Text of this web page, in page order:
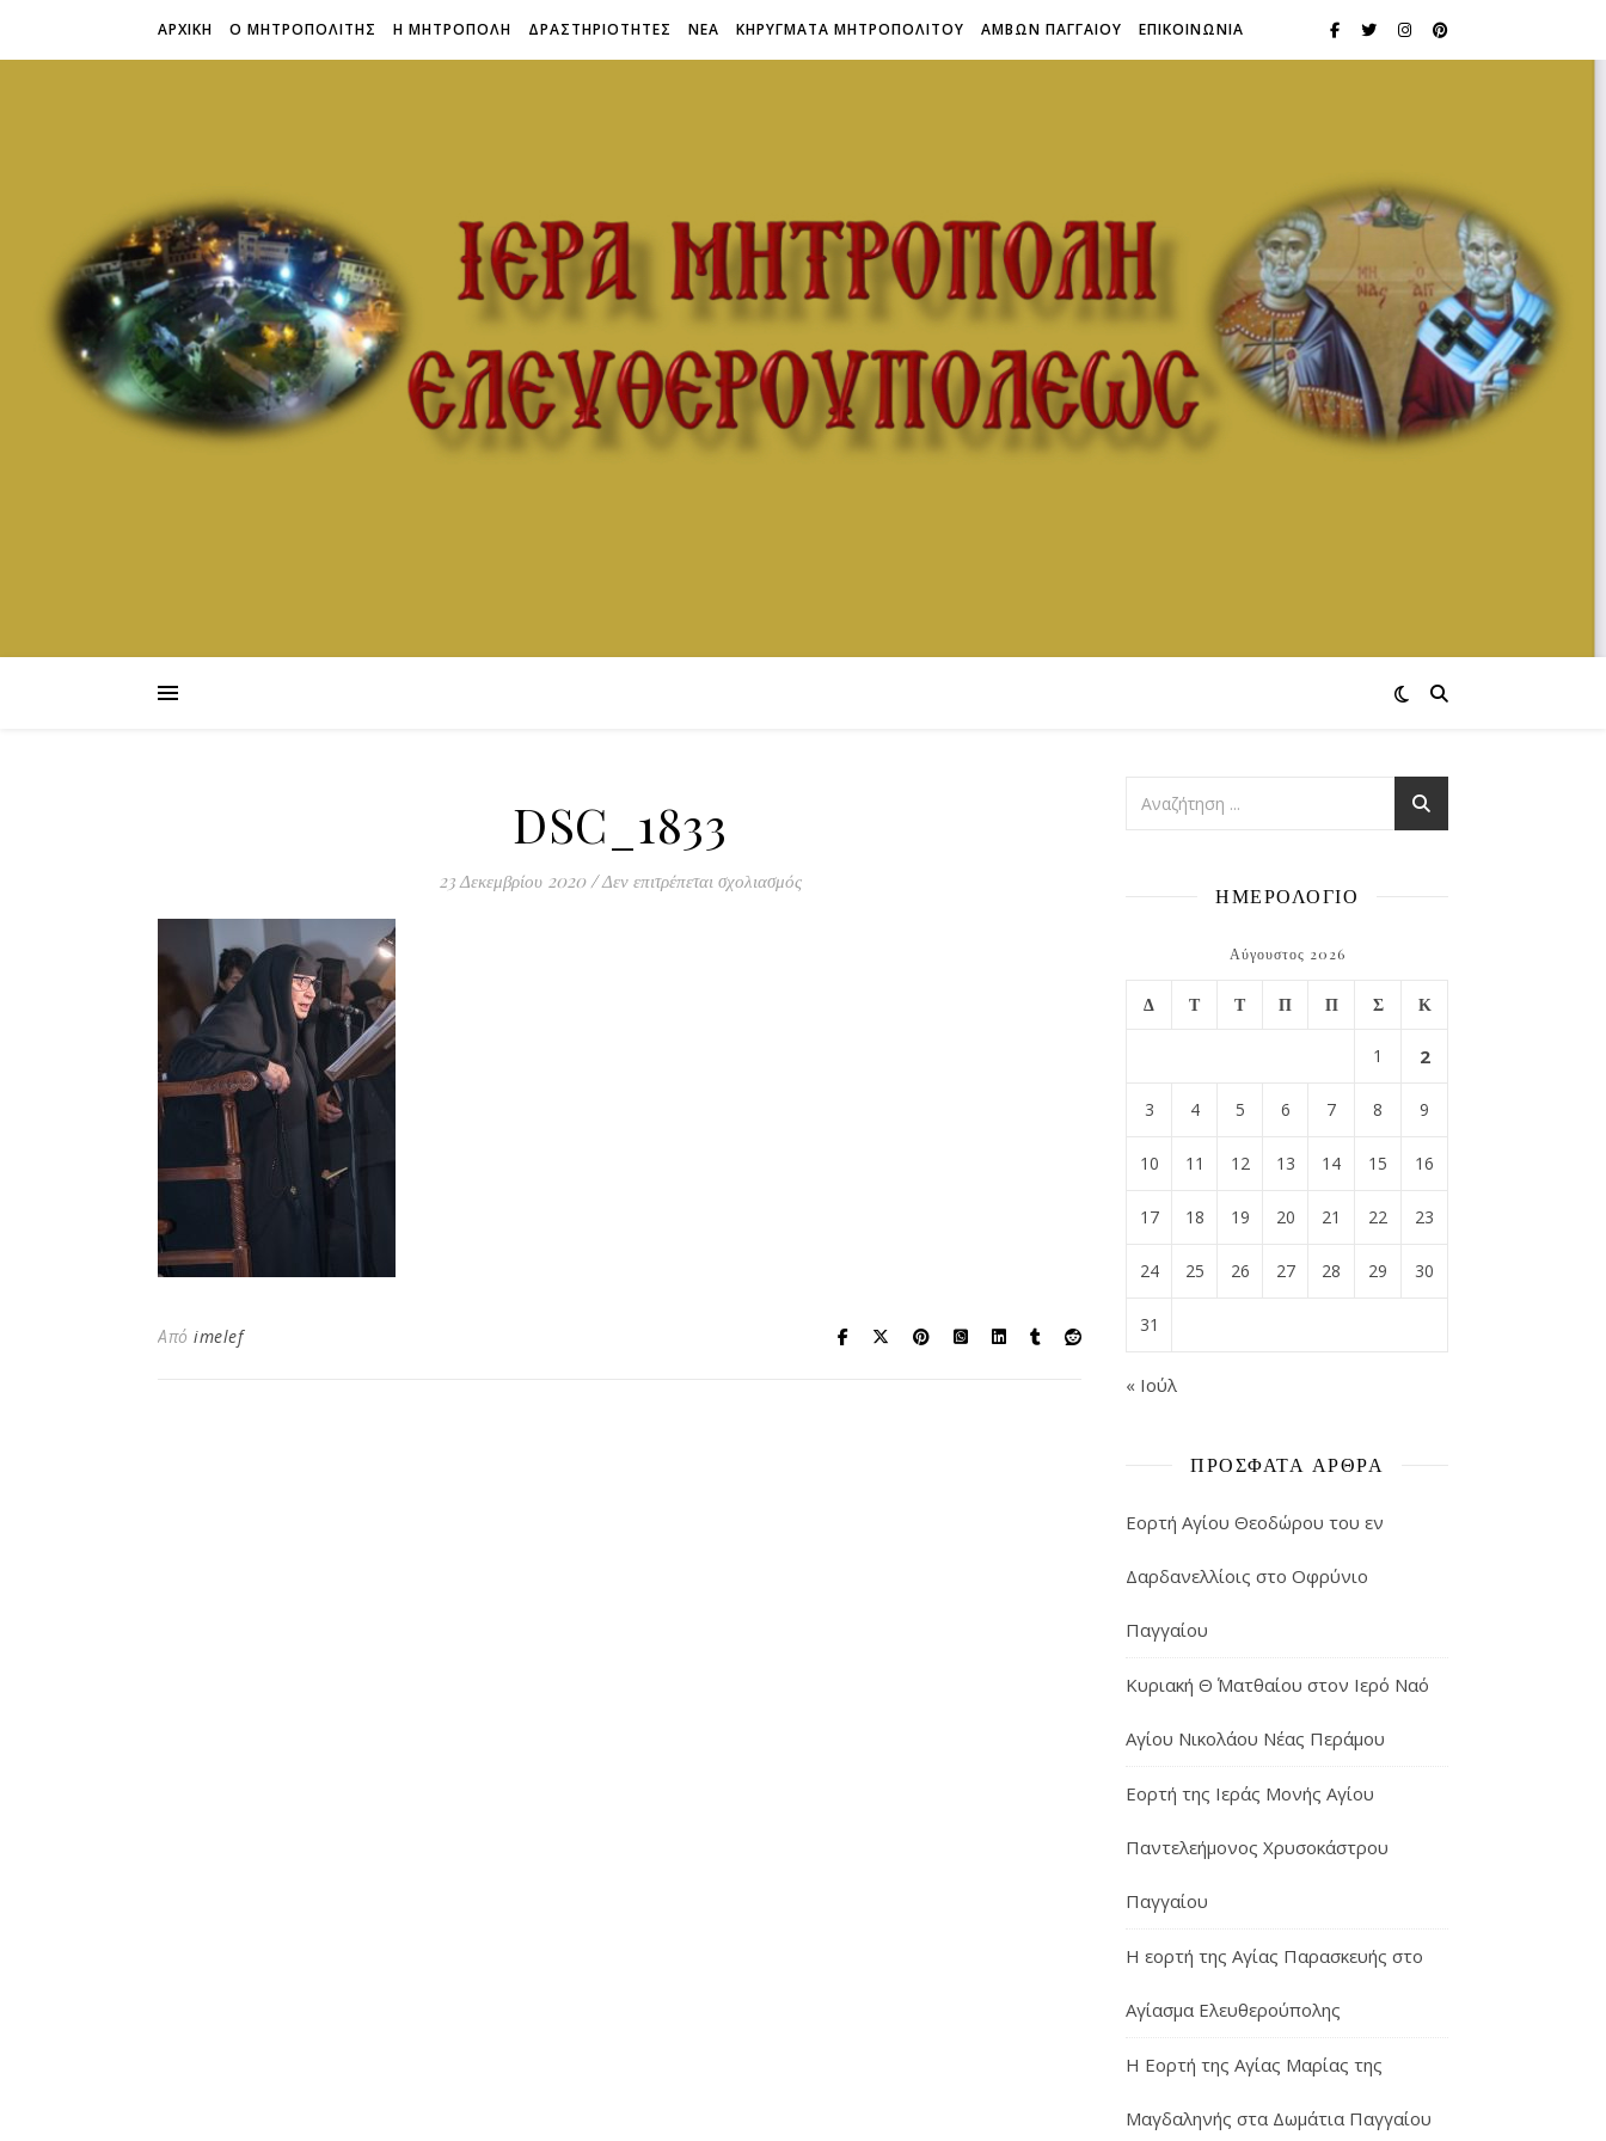
ΑΡΧΙΚΗ Ο ΜΗΤΡΟΠΟΛΙΤΗΣ Η ΜΗΤΡΟΠΟΛΗ ΔΡΑΣΤΗΡΙΟΤΗΤΕΣ ΝΕΑ ΚΗΡΥΓΜΑΤΑ ΜΗΤΡΟΠΟΛΙΤΟΥ ΑΜΒΩΝ ΠΑΓΓΑΙΟΥ ΕΠΙΚΟΙΝΩΝΙΑ
DSC_1833
23 Δεκεμβρίου 2020 / Δεν επιτρέπεται σχολιασμόςστο DSC_1833
Από imelef
ΗΜΕΡΟΛΟΓΙΟ
Αύγουστος 2026
Δ Τ Τ Π Π Σ Κ
1 2
3 4 5 6 7 8 9
10 11 12 13 14 15 16
17 18 19 20 21 22 23
24 25 26 27 28 29 30
31
« Ιούλ
ΠΡΌΣΦΑΤΑ ΆΡΘΡΑ
Εορτή Αγίου Θεοδώρου του εν
Δαρδανελλίοις στο Οφρύνιο
Παγγαίου
Κυριακή Θ΄ Ματθαίου στον Ιερό Ναό
Αγίου Νικολάου Νέας Περάμου
Εορτή της Ιεράς Μονής Αγίου
Παντελεήμονος Χρυσοκάστρου
Παγγαίου
Η εορτή της Αγίας Παρασκευής στο
Αγίασμα Ελευθερούπολης
H Εορτή της Αγίας Μαρίας της
Μαγδαληνής στα Δωμάτια Παγγαίου